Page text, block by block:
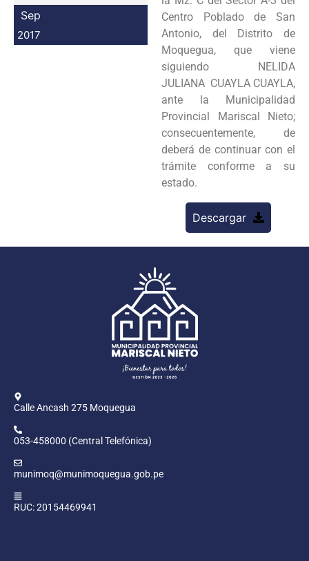
Sep
2017
Centro Poblado de San
Antonio, del Distrito de
Moquegua, que viene
siguiendo NELIDA
JULIANA CUAYLA CUAYLA,
ante la Municipalidad
Provincial Mariscal Nieto;
consecuentemente, de
deberá de continuar con el
trámite conforme a su
estado.
Descargar
Calle Ancash 275 Moquegua
053-458000 (Central Telefónica)
munimoq@munimoquegua.gob.pe
RUC: 20154469941